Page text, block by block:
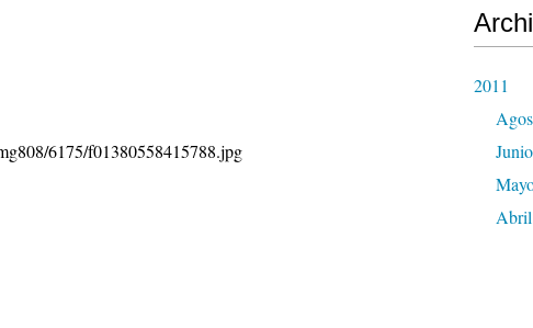
2011
Junio
Abril